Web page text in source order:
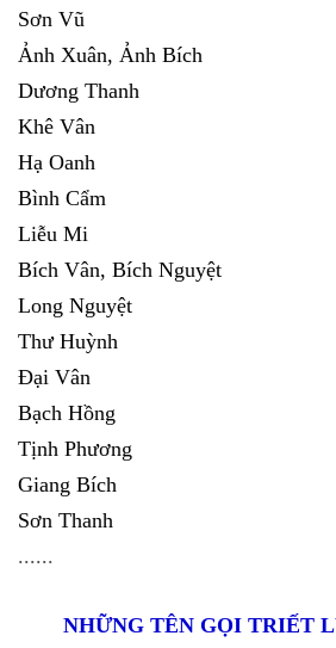
Sơn Vũ
Ảnh Xuân, Ảnh Bích
Dương Thanh
Khê Vân
Hạ Oanh
Bình Cẩm
Liễu Mi
Bích Vân, Bích Nguyệt
Long Nguyệt
Thư Huỳnh
Đại Vân
Bạch Hồng
Tịnh Phương
Giang Bích
Sơn Thanh
......
NHỮNG TÊN GỌI TRIẾT